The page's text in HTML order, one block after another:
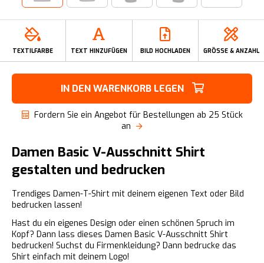
TEXTILFARBE TEXT HINZUFÜGEN BILD HOCHLADEN GRÖSSE & ANZAHL
IN DEN WARENKORB LEGEN
Fordern Sie ein Angebot für Bestellungen ab 25 Stück
an
Damen Basic V-Ausschnitt Shirt
gestalten und bedrucken
Trendiges Damen-T-Shirt mit deinem eigenen Text oder Bild
bedrucken lassen!
Hast du ein eigenes Design oder einen schönen Spruch im
Kopf? Dann lass dieses Damen Basic V-Ausschnitt Shirt
bedrucken! Suchst du Firmenkleidung? Dann bedrucke das
Shirt einfach mit deinem Logo!